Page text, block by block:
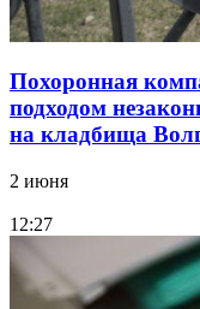
Похоронная
подходом
на кладбища
2 июня
12:27